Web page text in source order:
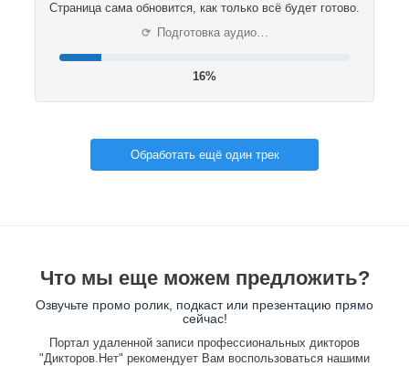
Страница сама обновится, как только всё будет готово.
⟳ Подготовка аудио…
16%
Обработать ещё один трек
Что мы еще можем предложить?
Озвучьте промо ролик, подкаст или презентацию прямо
сейчас!
Портал удаленной записи профессиональных дикторов
"Дикторов.Нет" рекомендует Вам воспользоваться нашими